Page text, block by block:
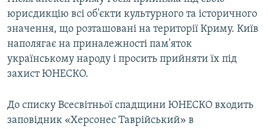
юрисдикцію всі об'єкти культурного та історичного
значення, що розташовані на території Криму. Київ
наполягає на приналежності пам'яток
українському народу і просить прийняти їх під
захист ЮНЕСКО.
До списку Всесвітньої спадщини ЮНЕСКО входить
заповідник «Херсонес Таврійський» в